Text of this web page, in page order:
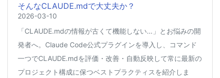
そんなCLAUDE.mdで大丈夫か？
2026-03-10
「CLAUDE.mdの情報が古くて機能しない…」とお悩みの開
発者へ。Claude Code公式プラグインを導入し、コマンド
一つでCLAUDE.mdを評価・改善・自動反映して常に最新の
プロジェクト構成に保つベストプラクティスを紹介しま